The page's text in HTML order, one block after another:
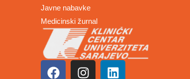
Javne nabavke
Medicinski žurnal